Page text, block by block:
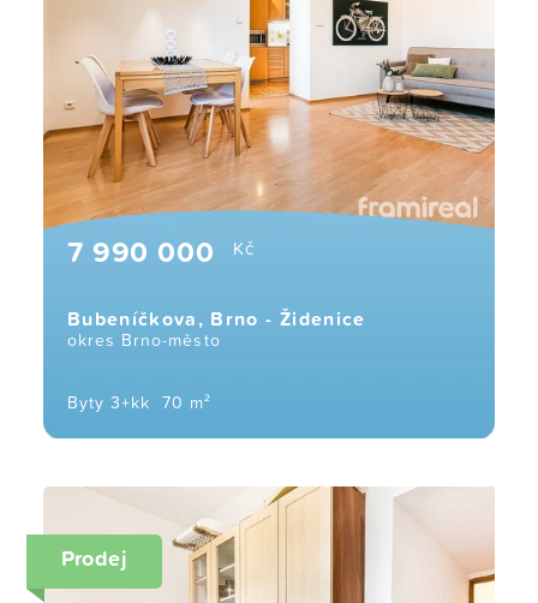
7 990 000 Kč
Bubeníčkova, Brno - Židenice
okres Brno-město
Byty 3+kk 70 m²
Prodej